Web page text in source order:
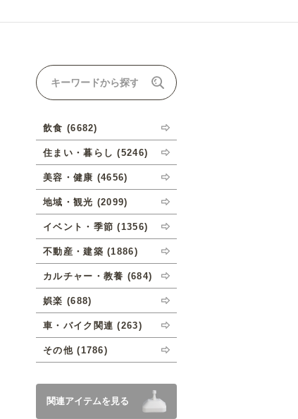
ーダーについて
飲食 (6682)
住まい・暮らし (5246)
美容・健康 (4656)
地域・観光 (2099)
イベント・季節 (1356)
不動産・建築 (1886)
カルチャー・教養 (684)
娯楽 (688)
車・バイク関連 (263)
その他 (1786)
関連アイテムを見る